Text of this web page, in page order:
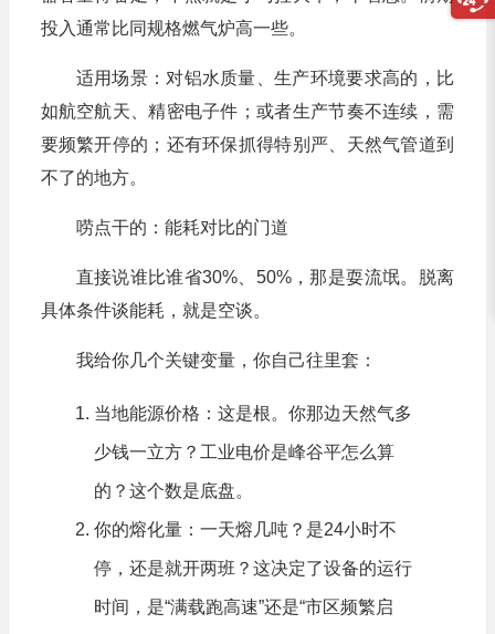
投入通常比同规格燃气炉高一些。
适用场景：对铝水质量、生产环境要求高的，比
如航空航天、精密电子件；或者生产节奏不连续，需
要频繁开停的；还有环保抓得特别严、天然气管道到
不了的地方。
唠点干的：能耗对比的门道
直接说谁比谁省30%、50%，那是耍流氓。脱离
具体条件谈能耗，就是空谈。
我给你几个关键变量，你自己往里套：
当地能源价格：这是根。你那边天然气多
少钱一立方？工业电价是峰谷平怎么算
的？这个数是底盘。
你的熔化量：一天熔几吨？是24小时不
停，还是就开两班？这决定了设备的运行
时间，是“满载跑高速”还是“市区频繁启